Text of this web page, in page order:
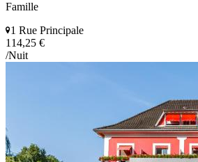
Famille
1 Rue Principale
114,25 €
/Nuit